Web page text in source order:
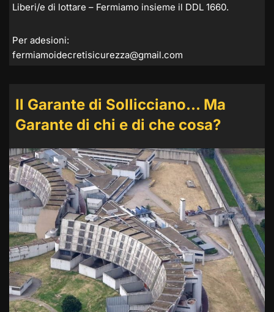
Liberi/e di lottare – Fermiamo insieme il DDL 1660.
Per adesioni:
fermiamoidecretisicurezza@gmail.com
Il Garante di Sollicciano… Ma
Garante di chi e di che cosa?